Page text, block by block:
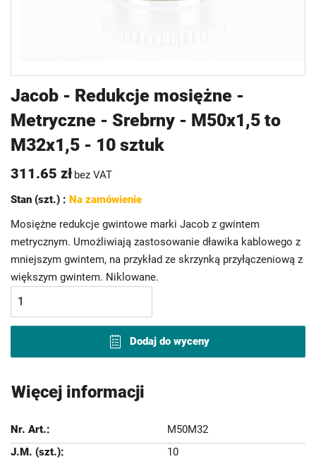
Jacob - Redukcje mosiężne -
Metryczne - Srebrny - M50x1,5 to
M32x1,5 - 10 sztuk
311.65 zł bez VAT
Stan (szt.) : Na zamówienie
Mosiężne redukcje gwintowe marki Jacob z gwintem
metrycznym. Umożliwiają zastosowanie dławika kablowego z
mniejszym gwintem, na przykład ze skrzynką przyłączeniową z
większym gwintem. Niklowane.
Dodaj do wyceny
na
początek
galerii
Więcej informacji
M50M32
10